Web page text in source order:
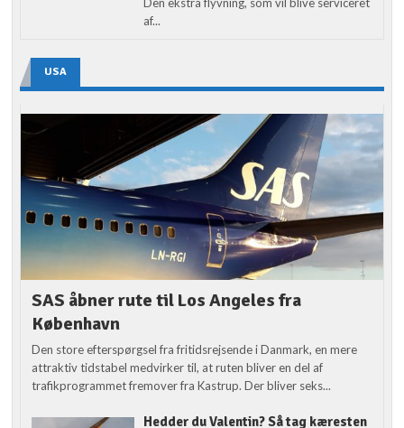
af...
USA
SAS åbner rute til Los Angeles fra
København
Den store efterspørgsel fra fritidsrejsende i Danmark, en mere
attraktiv tidstabel medvirker til, at ruten bliver en del af
trafikprogrammet fremover fra Kastrup. Der bliver seks...
Hedder du Valentin? Så tag kæresten